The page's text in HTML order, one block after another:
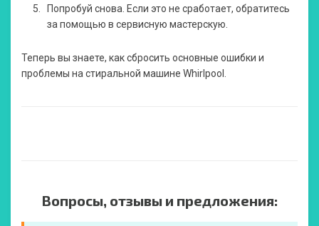
Попробуй снова. Если это не сработает, обратитесь
за помощью в сервисную мастерскую.
Теперь вы знаете, как сбросить основные ошибки и
проблемы на стиральной машине Whirlpool.
Вопросы, отзывы и предложения: